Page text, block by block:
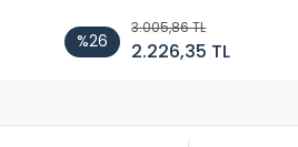
%26
3.005,86 TL
2.226,35 TL